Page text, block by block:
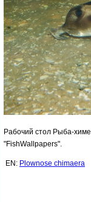
Рабочий стол Рыба-
"FishWallpapers".
EN: Plownose chimaera